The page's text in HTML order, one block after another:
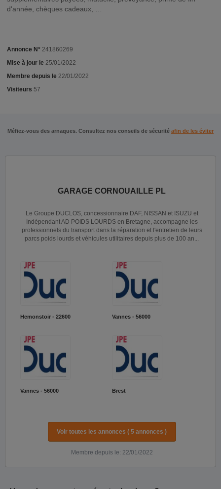
d'année, chèques cadeaux, …
Annonce N° 241860269
Mise à jour le 25/01/2022
Membre depuis le 22/01/2022
Visiteurs 57
Méfiez-vous des arnaques. Consultez nos conseils de sécurité afin de les éviter
GARAGE CORNOUAILLE PL
Le Groupe DUCLOS, concessionnaire DAF, NISSAN et ISUZU et
Indépendant AD POIDS LOURDS en Bretagne, accompagne les
professionnels du transport dans la réparation et l'entretien de leurs
parcs poids lourds et véhicules utilitaires depuis plus de 100 an...
Hemonstoir - 22600 Vannes - 56000
Vannes - 56000 Brest
Voir toutes les annonces ( 5 annonces )
Membre depuis le: 22/01/2022